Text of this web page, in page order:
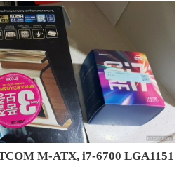
M-ATX, i7-6700 LGA1151